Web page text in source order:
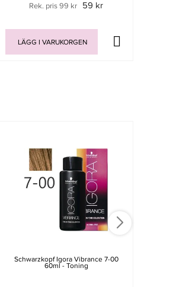
Rek. pris 99 kr 59 kr
LÄGG I VARUKORGEN
Schwarzkopf Igora Vibrance 7-00
60ml - Toning